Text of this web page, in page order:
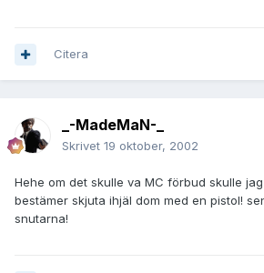
Citera
_-MadeMaN-_
Skrivet 19 oktober, 2002
Hehe om det skulle va MC förbud skulle
bestämer skjuta ihjäl dom med en pistol!
snutarna!